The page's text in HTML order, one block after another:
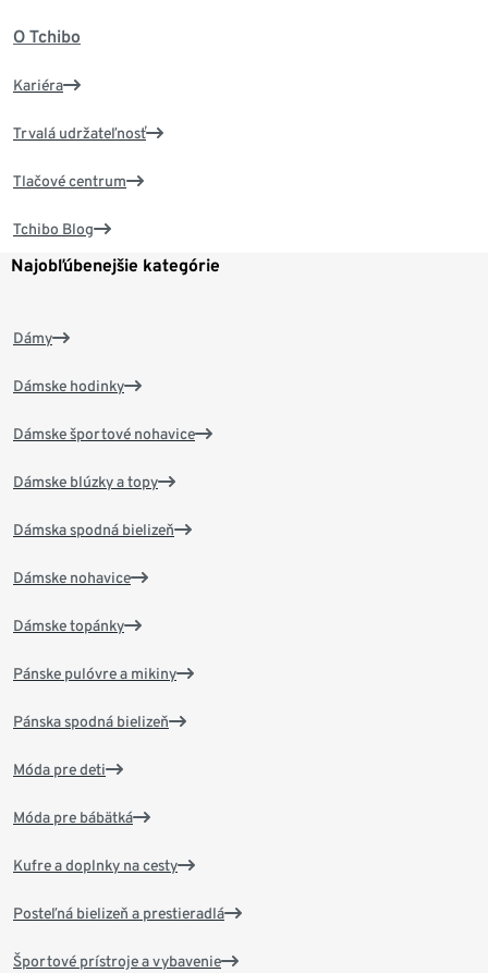
O Tchibo
Kariéra
Trvalá udržateľnosť
Tlačové centrum
Tchibo Blog
Najobľúbenejšie kategórie
Dámy
Dámske hodinky
Dámske športové nohavice
Dámske blúzky a topy
Dámska spodná bielizeň
Dámske nohavice
Dámske topánky
Pánske pulóvre a mikiny
Pánska spodná bielizeň
Móda pre deti
Móda pre bábätká
Kufre a doplnky na cesty
Posteľná bielizeň a prestieradlá
Športové prístroje a vybavenie